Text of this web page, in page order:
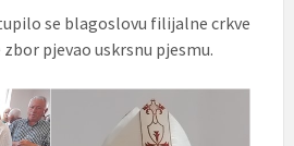
se blagoslovu filijalne crkve
pjevao uskrsnu pjesmu.